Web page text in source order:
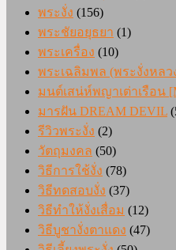
พระงั่ง (156)
พระชัยอยุธยา (1)
พระเครื่อง (10)
พระเฉลิมพล (พระงั่งหลว
มนต์เสน่ห์พญาเต่าเรือน
มารฝัน DREAM DEVIL
รีวิวพระงั่ง (2)
วัตถุมงคล (50)
วิธีการใช้งั่ง (78)
วิธีทดสอบงั่ง (37)
วิธีทำให้งั่งเสื่อม (12)
วิธีบูชางั่งตาแดง (47)